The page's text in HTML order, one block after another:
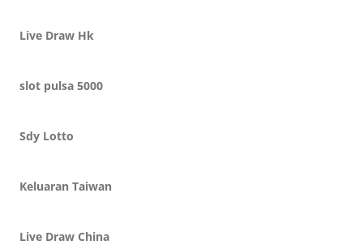
Live Draw Hk
slot pulsa 5000
Sdy Lotto
Keluaran Taiwan
Live Draw China